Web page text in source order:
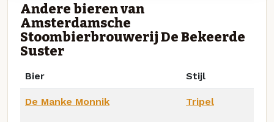
Andere bieren van
Amsterdamsche
Stoombierbrouwerij De Bekeerde
Suster
Bier Stijl
De Manke Monnik Tripel